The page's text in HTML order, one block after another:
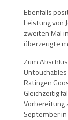
Ebenfalls
Leistung von
zweiten Mal
überzeugte
Zum
Ratingen
Gleichzeitig
Vorbereitung
September in